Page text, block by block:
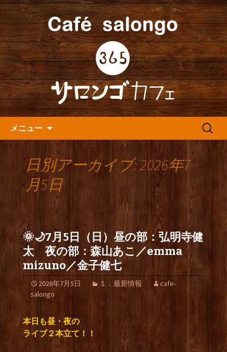
人形町の『365(サロンゴ)カフ
ェ』よりお知らせ
人形町の音楽カフェ『365カフェ』より
最新情報をお届けします。
メニュー
検
日別アーカイブ: 2026年7
月5日
🌞🌙7月5日（日）昼の部：弘明寺健
太 夜の部：森山あこ／emma
mizuno／金子健七
2026年7月5日 １．最新情報
cafe-
salongo
本日も昼・夜の
ライブ２本立て！！